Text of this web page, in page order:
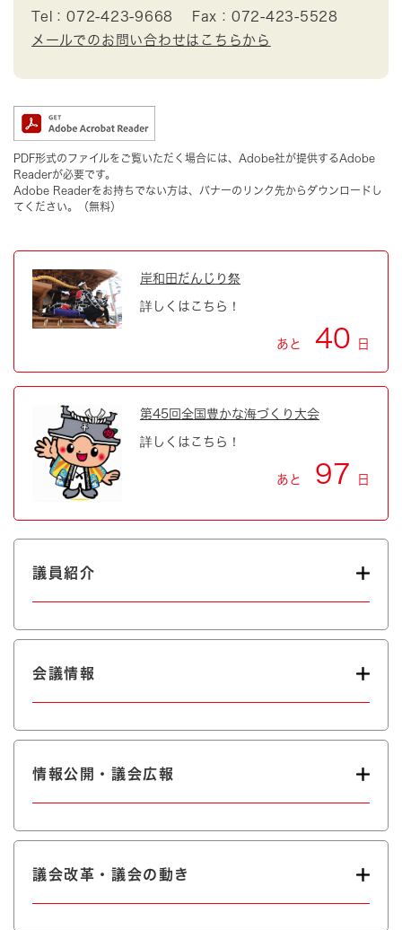
Tel：072-423-9668
Fax：072-423-5528
メールでのお問い合わせはこちらから
PDF形式のファイルをご覧いただく場合には、Adobe社が提供するAdobe
Readerが必要です。
Adobe Readerをお持ちでない方は、バナーのリンク先からダウンロードし
てください。（無料）
岸和田だんじり祭
詳しくはこちら！
あと 40 日
第45回全国豊かな海づくり大会
詳しくはこちら！
あと 97 日
議員紹介
会議情報
情報公開・議会広報
議会改革・議会の動き